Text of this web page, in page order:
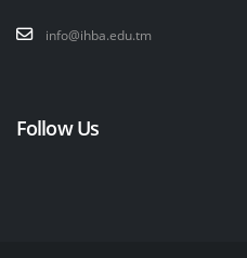
info@ihba.edu.tm
Follow Us